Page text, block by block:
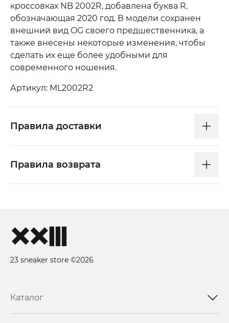
кроссовках NB 2002R, добавлена буква R,
обозначающая 2020 год. В модели сохранен
внешний вид OG своего предшественника, а
также внесены некоторые изменения, чтобы
сделать их еще более удобными для
современного ношения.
Артикул: ML2002R2
Правила доставки
Правила возврата
23 sneaker store ©2026
Каталог